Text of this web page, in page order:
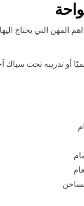
المهن التي يحتاج
أو تدريبه تحت سباك